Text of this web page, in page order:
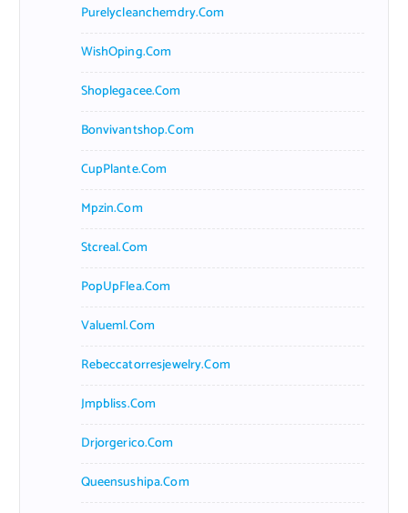
Purelycleanchemdry.com
WishOping.com
Shoplegacee.com
Bonvivantshop.com
CupPlante.com
Mpzin.com
Stcreal.com
PopUpFlea.com
Valueml.com
Rebeccatorresjewelry.com
Jmpbliss.com
Drjorgerico.com
Queensushipa.com